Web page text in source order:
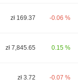
zł 169.37 -0.06 %
zł 7,845.65 0.15 %
zł 3.72 -0.07 %